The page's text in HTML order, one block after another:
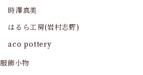
時澤真美
はるら工房(岩村志野)
aco pottery
服飾小物